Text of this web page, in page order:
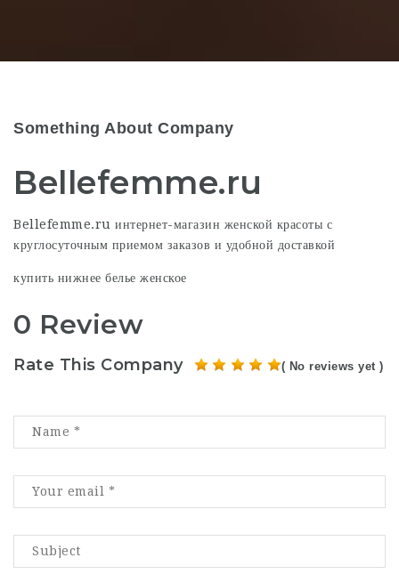
Something About Company
Bellefemme.ru
Bellefemme.ru интернет-магазин женской красоты с
круглосуточным приемом заказов и удобной доставкой
купить нижнее белье женское
0 Review
Rate This Company ( No reviews yet )